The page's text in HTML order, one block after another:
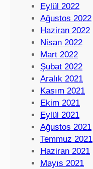
Eylül 2022
Ağustos 2022
Haziran 2022
Nisan 2022
Mart 2022
Şubat 2022
Aralık 2021
Kasım 2021
Ekim 2021
Eylül 2021
Ağustos 2021
Temmuz 2021
Haziran 2021
Mayıs 2021